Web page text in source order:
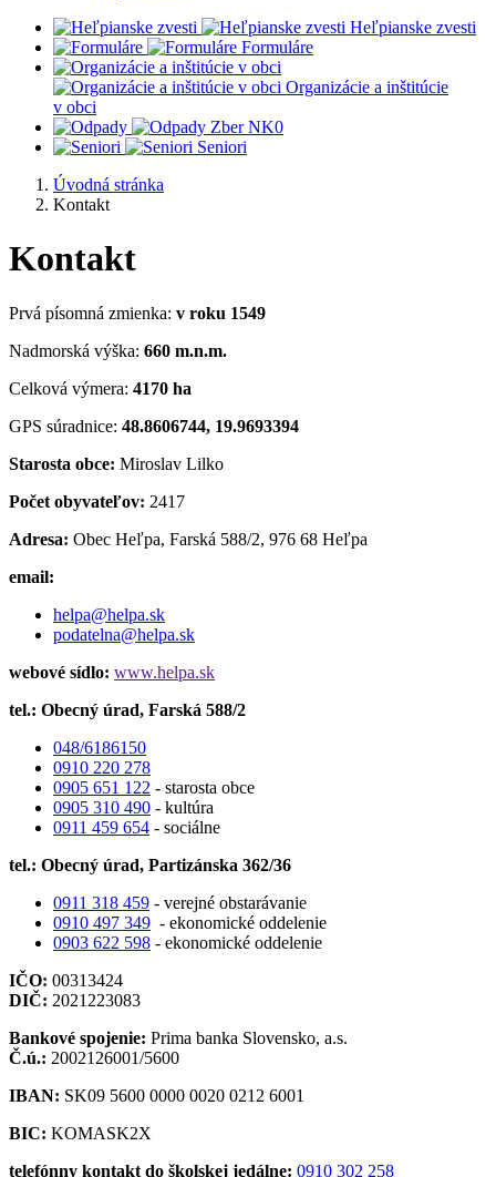
Heľpianske zvesti
Formuláre
Organizácie a inštitúcie
v obci
Zber NK0
Seniori
Úvodná stránka
Kontakt
Kontakt
Prvá písomná zmienka: v roku 1549
Nadmorská výška: 660 m.n.m.
Celková výmera: 4170 ha
GPS súradnice: 48.8606744, 19.9693394
Starosta obce: Miroslav Lilko
Počet obyvateľov: 2417
Adresa: Obec Heľpa, Farská 588/2, 976 68 Heľpa
email:
helpa@helpa.sk
podatelna@helpa.sk
webové sídlo: www.helpa.sk
tel.: Obecný úrad, Farská 588/2
048/6186150
0910 220 278
0905 651 122 - starosta obce
0905 310 490 - kultúra
0911 459 654 - sociálne
tel.: Obecný úrad, Partizánska 362/36
0911 318 459 - verejné obstarávanie
0910 497 349 - ekonomické oddelenie
0903 622 598 - ekonomické oddelenie
IČO: 00313424
DIČ: 2021223083
Bankové spojenie: Prima banka Slovensko, a.s.
Č.ú.: 2002126001/5600
IBAN: SK09 5600 0000 0020 0212 6001
BIC: KOMASK2X
telefónny kontakt do školskej jedálne: 0910 302 258